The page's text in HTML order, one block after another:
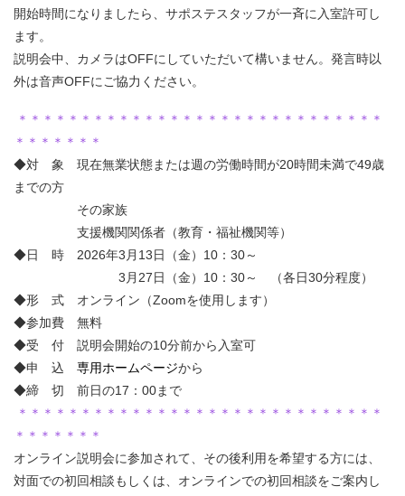
開始時間になりましたら、サポステスタッフが一斉に入室許可し
ます。
説明会中、カメラはOFFにしていただいて構いません。発言時以
外は音声OFFにご協力ください。
＊＊＊＊＊＊＊＊＊＊＊＊＊＊＊＊＊＊＊＊＊＊＊＊＊＊＊＊＊
＊＊＊＊＊＊＊
◆対 象 現在無業状態または週の労働時間が20時間未満で49歳
までの方
その家族
支援機関関係者（教育・福祉機関等）
◆日 時 2026年3月13日（金）10：30～
3月27日（金）10：30～ （各日30分程度）
◆形 式 オンライン（Zoomを使用します）
◆参加費 無料
◆受 付 説明会開始の10分前から入室可
◆申 込 専用ホームページから
◆締 切 前日の17：00まで
＊＊＊＊＊＊＊＊＊＊＊＊＊＊＊＊＊＊＊＊＊＊＊＊＊＊＊＊＊
＊＊＊＊＊＊＊
オンライン説明会に参加されて、その後利用を希望する方には、
対面での初回相談もしくは、オンラインでの初回相談をご案内し